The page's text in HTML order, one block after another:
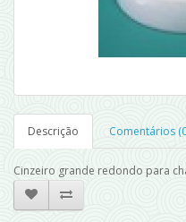
Descrição Comentários
Cinzeiro grande redondo para